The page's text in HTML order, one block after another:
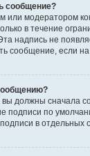
сообщение?
или модератором
в течение
надпись не
сообщение, если на
должны сначала
подписи по
в